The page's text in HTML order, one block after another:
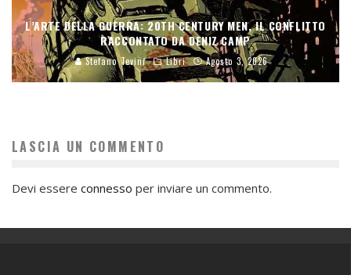
L’ARTE DELLA GUERRA: 20TH CENTURY MEN, IL CONFLITTO
RACCONTATO DA DENIZ CAMP
Stefano Tevini Libri Agosto 3, 2026
LASCIA UN COMMENTO
Devi essere connesso per inviare un commento.